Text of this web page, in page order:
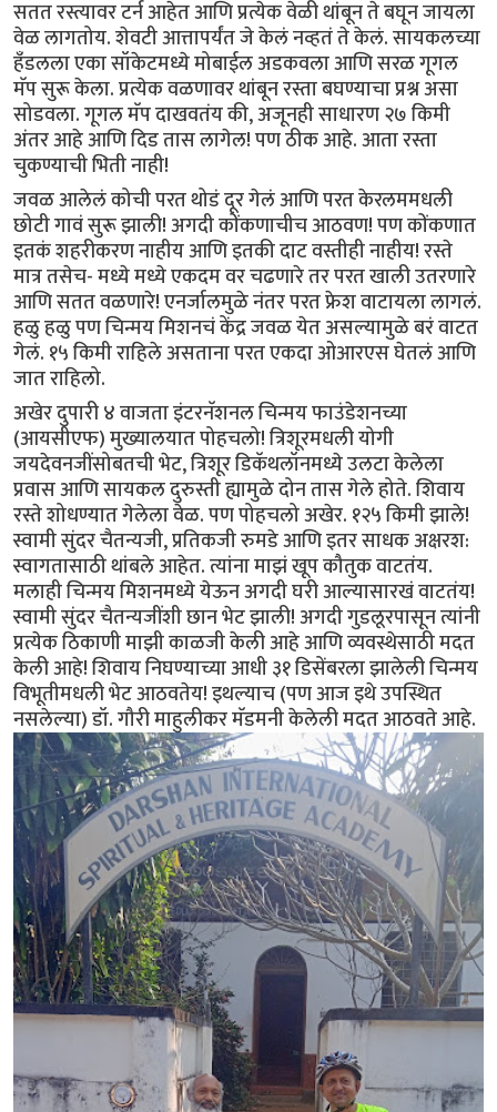
सतत रस्त्यावर टर्न आहेत आणि प्रत्येक वेळी थांबून ते बघून जायला
वेळ लागतोय. शेवटी आत्तापर्यंत जे केलं नव्हतं ते केलं. सायकलच्या
हँडलला एका सॉकेटमध्ये मोबाईल अडकवला आणि सरळ गूगल
मॅप सुरू केला. प्रत्येक वळणावर थांबून रस्ता बघण्याचा प्रश्न असा
सोडवला. गूगल मॅप दाखवतंय की, अजूनही साधारण २७ किमी
अंतर आहे आणि दिड तास लागेल! पण ठीक आहे. आता रस्ता
चुकण्याची भिती नाही!
जवळ आलेलं कोची परत थोडं दूर गेलं आणि परत केरलममधली
छोटी गावं सुरू झाली! अगदी कोंकणाचीच आठवण! पण कोंकणात
इतकं शहरीकरण नाहीय आणि इतकी दाट वस्तीही नाहीय! रस्ते
मात्र तसेच- मध्ये मध्ये एकदम वर चढणारे तर परत खाली उतरणारे
आणि सतत वळणारे! एनर्जालमुळे नंतर परत फ्रेश वाटायला लागलं.
हळु हळु पण चिन्मय मिशनचं केंद्र जवळ येत असल्यामुळे बरं वाटत
गेलं. १५ किमी राहिले असताना परत एकदा ओआरएस घेतलं आणि
जात राहिलो.
अखेर दुपारी ४ वाजता इंटरनॅशनल चिन्मय फाउंडेशनच्या
(आयसीएफ) मुख्यालयात पोहचलो! त्रिशूरमधली योगी
जयदेवनजींसोबतची भेट, त्रिशूर डिकॅथलॉनमध्ये उलटा केलेला
प्रवास आणि सायकल दुरुस्ती ह्यामुळे दोन तास गेले होते. शिवाय
रस्ते शोधण्यात गेलेला वेळ. पण पोहचलो अखेर. १२५ किमी झाले!
स्वामी सुंदर चैतन्यजी, प्रतिकजी रुमडे आणि इतर साधक अक्षरश:
स्वागतासाठी थांबले आहेत. त्यांना माझं खूप कौतुक वाटतंय.
मलाही चिन्मय मिशनमध्ये येऊन अगदी घरी आल्यासारखं वाटतंय!
स्वामी सुंदर चैतन्यजींशी छान भेट झाली! अगदी गुडलूरपासून त्यांनी
प्रत्येक ठिकाणी माझी काळजी केली आहे आणि व्यवस्थेसाठी मदत
केली आहे! शिवाय निघण्याच्या आधी ३१ डिसेंबरला झालेली चिन्मय
विभूतीमधली भेट आठवतेय! इथल्याच (पण आज इथे उपस्थित
नसलेल्या) डॉ. गौरी माहुलीकर मॅडमनी केलेली मदत आठवते आहे.